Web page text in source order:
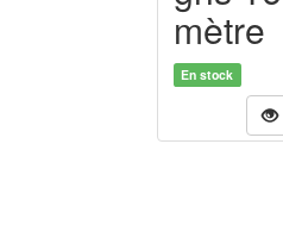
mètre
En stock